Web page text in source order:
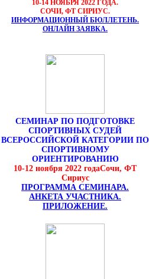
10-14 НОЯБРЯ 2022 ГОДА.
СОЧИ, ФТ СИРИУС.
ИНФОРМАЦИОННЫЙ БЮЛЛЕТЕНЬ.
ОНЛАЙН ЗАЯВКА.
СЕМИНАР ПО ПОДГОТОВКЕ
СПОРТИВНЫХ СУДЕЙ
ВСЕРОССИЙСКОЙ КАТЕГОРИИ ПО
СПОРТИВНОМУ
ОРИЕНТИРОВАНИЮ
10-12 ноября 2022 годаСочи, ФТ
Сириус
ПРОГРАММА СЕМИНАРА.
АНКЕТА УЧАСТНИКА.
ПРИЛОЖЕНИЕ.